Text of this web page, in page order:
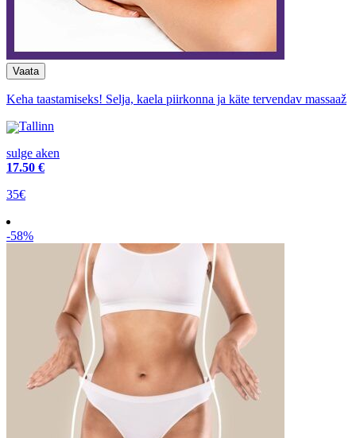
Keha taastamiseks! Selja, kaela piirkonna ja käte tervendav massaaž
Tallinn
sulge aken
17.50 €
35€
-58%